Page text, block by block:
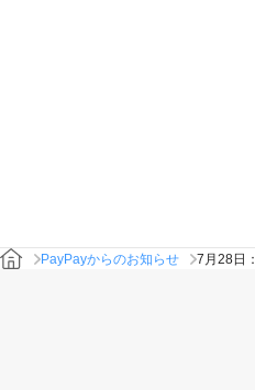
PayPayからのお知らせ 7月28日